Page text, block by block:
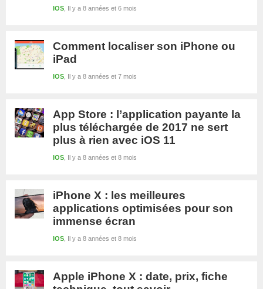
Il y a 8 années et 6 mois
IOS
Comment localiser son iPhone ou
iPad
Il y a 8 années et 7 mois
IOS
App Store : l’application payante la
plus téléchargée de 2017 ne sert
plus à rien avec iOS 11
Il y a 8 années et 8 mois
IOS
iPhone X : les meilleures
applications optimisées pour son
immense écran
Il y a 8 années et 8 mois
IOS
Apple iPhone X : date, prix, fiche